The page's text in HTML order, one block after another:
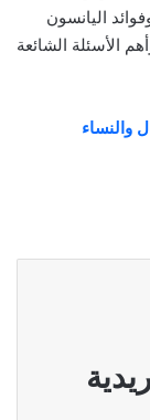
اليانسون
الأسئلة الشائعة
والنساء